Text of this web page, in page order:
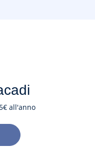
all'anno